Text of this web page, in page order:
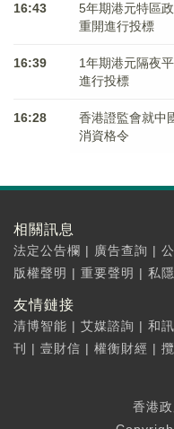
16:43
5年期港元特區
重開進行投標
16:39
1年期港元隔夜
進行投標
16:28
香港證監會就中
消資格令
相關訊息
法定公告欄 | 廣告查詢 |
版權聲明 | 重要聲明 | 私
友情鏈接
清博智能 | 艾媒諮詢 | 和訊
刊
| 壹財信 | 權衡財經 |
香港